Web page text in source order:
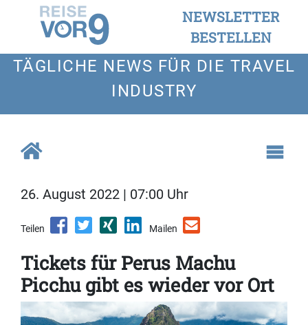
NEWSLETTER
BESTELLEN
TÄGLICHE NEWS FÜR DIE TRAVEL
INDUSTRY
26. August 2022 | 07:00 Uhr
Teilen Mailen
Tickets für Perus Machu
Picchu gibt es wieder vor Ort